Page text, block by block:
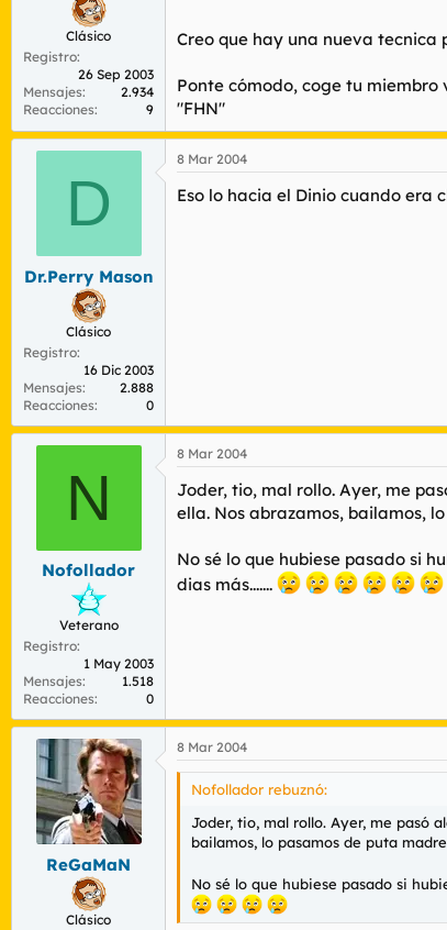
Clásico
Registro
26 Sep 2003
Mensajes
2.934
Reacciones
9
Creo que hay una nueva tecnica
Ponte cómodo, coge tu
"FHN"
D
Dr.Perry Mason
Clásico
Registro
16 Dic 2003
Mensajes
2.888
Reacciones
0
8 Mar 2004
Eso lo hacia el Dinio cuando era
N
Nofollador
Veterano
Registro
1 May 2003
Mensajes
1.518
Reacciones
0
8 Mar 2004
Joder, tio, mal rollo. Ayer, me
ella. Nos abrazamos, bailamos,
No sé lo que hubiese pasado si
dias más.......
ReGaMaN
Clásico
8 Mar 2004
Nofollador rebuznó:
Joder, tio, mal rollo. Ayer, me pasó
bailamos, lo pasamos de puta
No sé lo que hubiese pasado si